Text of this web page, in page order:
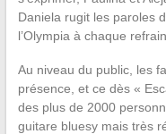
Daniela rugit les paroles
l’Olympia à chaque
Au niveau du public, les
présence, et ce dès «
des plus de 2000
guitare bluesy mais très